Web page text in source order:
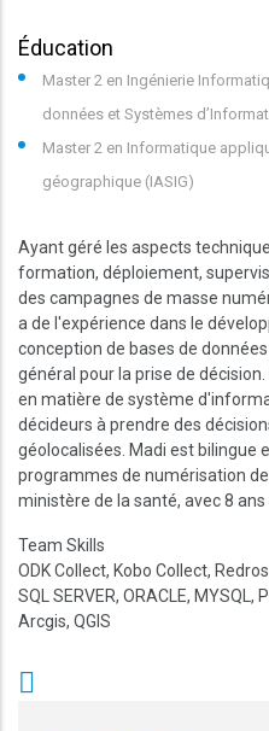
Éducation
Master 2 en Ingénierie
données et Systèmes
Master 2 en Informatique
géographique (IASIG)
Ayant géré les aspects
formation, déploiement,
des campagnes de masse
a de l'expérience dans le
conception de bases de
général pour la prise de
en matière de système
décideurs à prendre des
géolocalisées. Madi est bilingue
programmes de numérisation
ministère de la santé, avec 8
Team Skills
ODK Collect, Kobo Collect,
SQL SERVER, ORACLE, MYSQL,
Arcgis, QGIS